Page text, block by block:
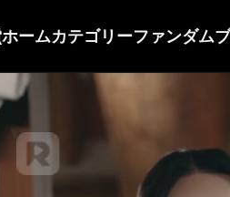
ホームカテゴリーファンダム